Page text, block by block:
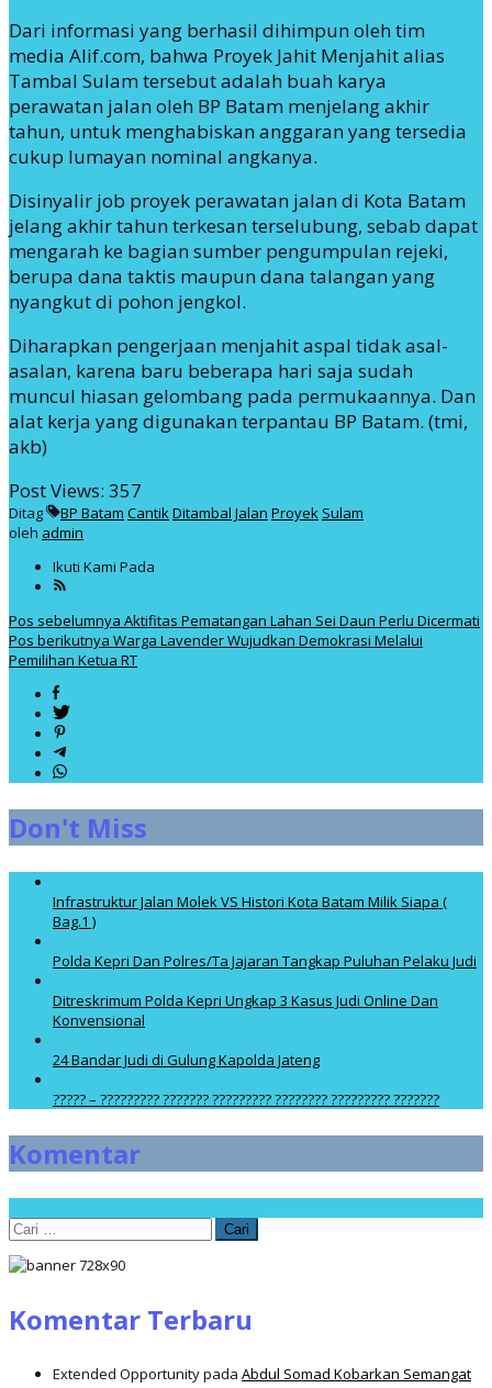
Dari informasi yang berhasil dihimpun oleh tim
media Alif.com, bahwa Proyek Jahit Menjahit alias
Tambal Sulam tersebut adalah buah karya
perawatan jalan oleh BP Batam menjelang akhir
tahun, untuk menghabiskan anggaran yang tersedia
cukup lumayan nominal angkanya.
Disinyalir job proyek perawatan jalan di Kota Batam
jelang akhir tahun terkesan terselubung, sebab dapat
mengarah ke bagian sumber pengumpulan rejeki,
berupa dana taktis maupun dana talangan yang
nyangkut di pohon jengkol.
Diharapkan pengerjaan menjahit aspal tidak asal-
asalan, karena baru beberapa hari saja sudah
muncul hiasan gelombang pada permukaannya. Dan
alat kerja yang digunakan terpantau BP Batam. (tmi,
akb)
Post Views: 357
Ditag BP Batam CantikDitambal Jalan Proyek Sulam
oleh admin
Ikuti Kami Pada
Navigasi
pos
Pos sebelumnya Aktifitas Pematangan Lahan Sei Daun Perlu Dicermati
Pos berikutnya Warga Lavender Wujudkan Demokrasi Melalui
Pemilihan Ketua RT
Don't Miss
Infrastruktur Jalan Molek VS Histori Kota Batam Milik Siapa (
Bag.1 )
Polda Kepri Dan Polres/Ta Jajaran Tangkap Puluhan Pelaku Judi
Ditreskrimum Polda Kepri Ungkap 3 Kasus Judi Online Dan
Konvensional
24 Bandar Judi di Gulung Kapolda Jateng
????? – ????????? ??????? ????????? ???????? ????????? ???????
Komentar
Cari
untuk:
Komentar Terbaru
Extended Opportunitypada Abdul Somad Kobarkan Semangat